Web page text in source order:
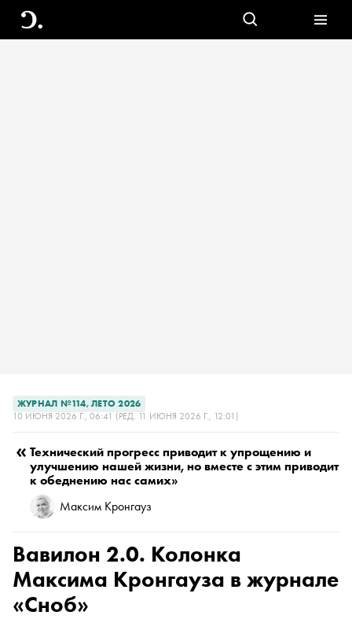
ЖУРНАЛ №114, ЛЕТО 2026
10 ИЮНЯ 2026 Г., 06:41(РЕД. 11 ИЮНЯ 2026 Г., 12:01)
« Технический прогресс приводит к упрощению и
улучшению нашей жизни, но вместе с этим приводит
к обеднению нас самих»
Максим Кронгауз
Вавилон 2.0. Колонка
Максима Кронгауза в журнале
«Сноб»